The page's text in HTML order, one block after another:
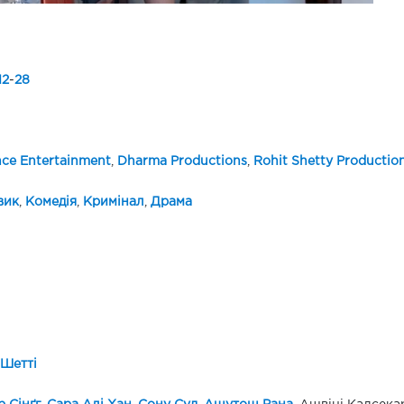
-28
Entertainment, Dharma Productions, Rohit Shetty
, Комедія Кримінал Драма